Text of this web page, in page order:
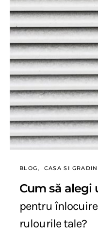
BLOG CASA SI
Cum să alegi
pentru
rulourile tale?